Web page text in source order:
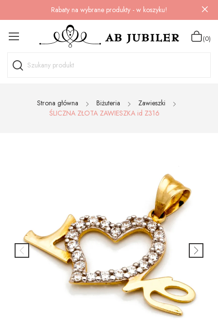
Rabaty na wybrane produkty - w koszyku!
(0)
Strona główna Biżuteria
Zawieszki
ŚLICZNA ZŁOTA ZAWIESZKA id Z316